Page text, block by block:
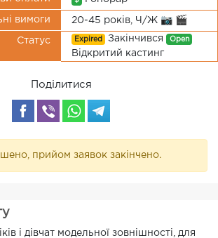
вимоги 20-45 років, Ч/Ж 📷 🎬
Статус Expired Закінчився Open
Відкритий кастинг
Поділитися
прийом заявок закінчено.
і дівчат модельної зовнішності, для